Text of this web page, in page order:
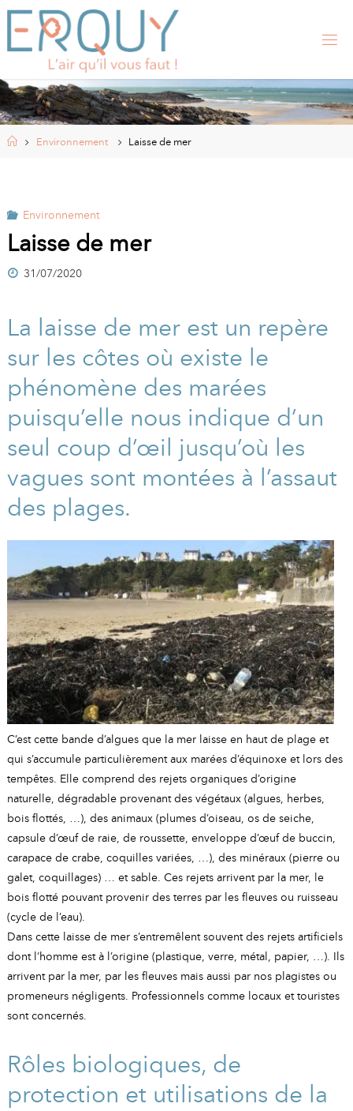
Skip
content
RQ
UY
, SI
M
AI
RIE
HomeEnvironnement Laisse de mer
Environnement
Laisse de mer
31/07/2020
La laisse de mer est un repère
sur les côtes où existe le
phénomène des marées
puisqu’elle nous indique d’un
seul coup d’œil jusqu’où les
vagues sont montées à l’assaut
des plages.
C’est cette bande d’algues que la mer laisse en haut de plage et
qui s’accumule particulièrement aux marées d’équinoxe et lors des
tempêtes. Elle comprend des rejets organiques d’origine
naturelle, dégradable provenant des végétaux (algues, herbes,
bois flottés, …), des animaux (plumes d’oiseau, os de seiche,
capsule d’œuf de raie, de roussette, enveloppe d’œuf de buccin,
carapace de crabe, coquilles variées, …), des minéraux (pierre ou
galet, coquillages) … et sable. Ces rejets arrivent par la mer, le
bois flotté pouvant provenir des terres par les fleuves ou ruisseau
(cycle de l’eau).
Dans cette laisse de mer s’entremêlent souvent des rejets artificiels
dont l’homme est à l’origine (plastique, verre, métal, papier, …). Ils
arrivent par la mer, par les fleuves mais aussi par nos plagistes ou
promeneurs négligents. Professionnels comme locaux et touristes
sont concernés.
Rôles biologiques, de
protection et utilisations de la